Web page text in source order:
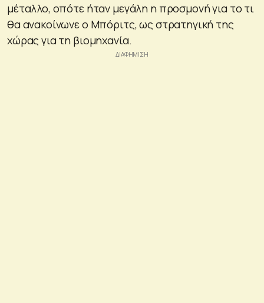
μέταλλο, οπότε ήταν μεγάλη η προσμονή για το τι
θα ανακοίνωνε ο Μπόριτς, ως στρατηγική της
χώρας για τη βιομηχανία.